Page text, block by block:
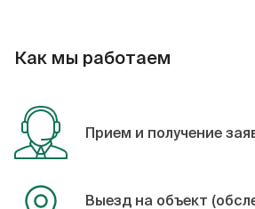
Как мы работаем
Прием и получение
Выезд на объект